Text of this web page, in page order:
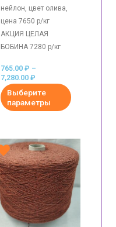
нейлон, цвет олива,
цена 7650 р/кг
АКЦИЯ ЦЕЛАЯ
БОБИНА 7280 р/кг
765.00₽ –
7,280.00₽
Выберите
параметры